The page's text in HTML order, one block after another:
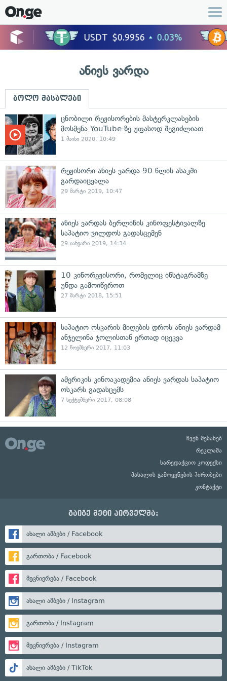
ანიეს ვარდა
ბოლო მასალები
ცნობილი რეჟისორების მასტერკლასების
მოსმენა YouTube-ზე უფასოდ შეგიძლიათ
1 მაისი 2020, 10:49
რეჟისორი ანიეს ვარდა 90 წლის ასაკში
გარდაიცვალა
29 მარტი 2019, 10:47
ანიეს ვარდას ბერლინის კინოფესტივალზე
საპატიო ჯილდოს გადასცემენ
29 იანვარი 2019, 14:34
10 კინორეჟისორი, რომელიც ინსტაგრამზე
უნდა გამოიწეროთ
27 მარტი 2018, 15:51
საპატიო ოსკარის მიღების დროს ანიეს ვარდამ
ანჯელინა ჯოლისთან ერთად იცეკვა
12 ნოემბერი 2017, 11:03
ამერიკის კინოაკადემია ანიეს ვარდას საპატიო
ოსკარს გადასცემს
7 სექტემბერი 2017, 08:08
ჩვენ შესახებ
რეკლამა
სარედაქციო კოდექსი
მასალის გამოყენების პირობები
კონტაქტი
გაიგე მეტი პირველმა:
ახალი ამბები / Facebook
გართობა / Facebook
მეცნიერება / Facebook
ახალი ამბები / Instagram
გართობა / Instagram
მეცნიერება / Instagram
ახალი ამბები / TikTok